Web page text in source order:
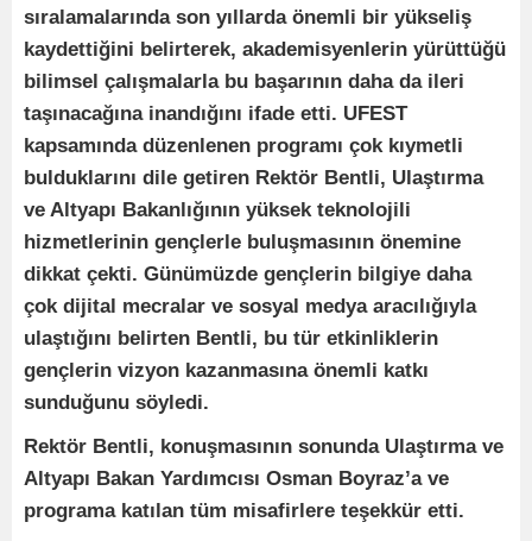
sıralamalarında son yıllarda önemli bir yükseliş
kaydettiğini belirterek, akademisyenlerin yürüttüğü
bilimsel çalışmalarla bu başarının daha da ileri
taşınacağına inandığını ifade etti. UFEST
kapsamında düzenlenen programı çok kıymetli
bulduklarını dile getiren Rektör Bentli, Ulaştırma
ve Altyapı Bakanlığının yüksek teknolojili
hizmetlerinin gençlerle buluşmasının önemine
dikkat çekti. Günümüzde gençlerin bilgiye daha
çok dijital mecralar ve sosyal medya aracılığıyla
ulaştığını belirten Bentli, bu tür etkinliklerin
gençlerin vizyon kazanmasına önemli katkı
sunduğunu söyledi.
Rektör Bentli, konuşmasının sonunda Ulaştırma ve
Altyapı Bakan Yardımcısı Osman Boyraz’a ve
programa katılan tüm misafirlere teşekkür etti.